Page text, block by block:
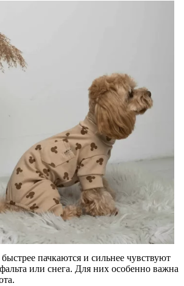
пачкаются и сильнее чувствуют
или снега. Для них особенно важна